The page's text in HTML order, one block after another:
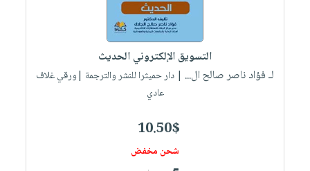
التسويق الإلكتروني الحديث
لـ فؤاد ناصر صالح ال... | دار حميثرا للنشر والترجمة |ورقي غلاف
عادي
10.50$
شحن مخفض